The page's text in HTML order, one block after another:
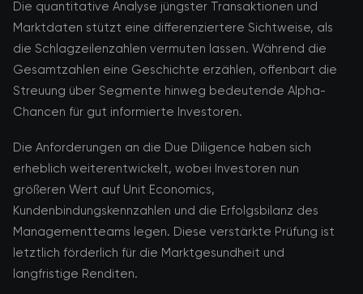
Die quantitative Analyse jüngster Transaktionen und
Marktdaten stützt eine differenziertere Sichtweise, als
die Schlagzeilenzahlen vermuten lassen. Während die
Gesamtzahlen eine Geschichte erzählen, offenbart die
Streuung über Segmente hinweg bedeutende Alpha-
Chancen für gut informierte Investoren.
Die Anforderungen an die Due Diligence haben sich
erheblich weiterentwickelt, wobei Investoren nun
größeren Wert auf Unit Economics,
Kundenbindungskennzahlen und die Erfolgsbilanz des
Managementteams legen. Diese verstärkte Prüfung ist
letztlich förderlich für die Marktgesundheit und
langfristige Renditen.